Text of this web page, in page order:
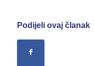
Podijeli ovaj članak